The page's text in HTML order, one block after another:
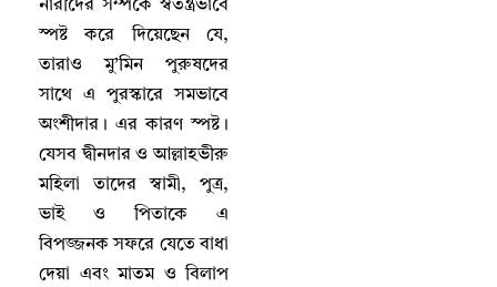
নারীদের সম্পর্কে স্বতন্ত্রভাবে
স্পষ্ট করে দিয়েছেন যে,
তারাও মু’মিন পুরুষদের
সাথে এ পুরস্কারে সমভাবে
অংশীদার । এর কারণ স্পষ্ট।
যেসব দ্বীনদার ও আল্লাহভীরু
মহিলা তাদের স্বামী,পুত্র,
ভাই ও পিতাকে এ
বিপজ্জনক সফরে যেতে বাধা
দেয়া এবং মাতম ও বিলাপ